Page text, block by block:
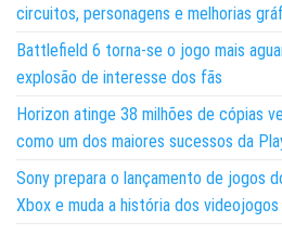
circuitos, personagens e melhorias
Battlefield 6 torna-se o jogo mais
explosão de interesse dos fãs
Horizon atinge 38 milhões de cópias
como um dos maiores sucessos da
Sony prepara o lançamento de jogos
Xbox e muda a história dos videojogos